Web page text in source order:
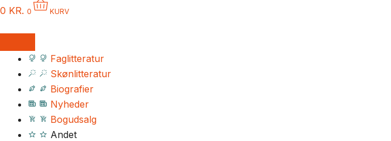
0 KR. 0 KURV
Faglitteratur
Skønlitteratur
Biografier
Nyheder
Bogudsalg
Andet